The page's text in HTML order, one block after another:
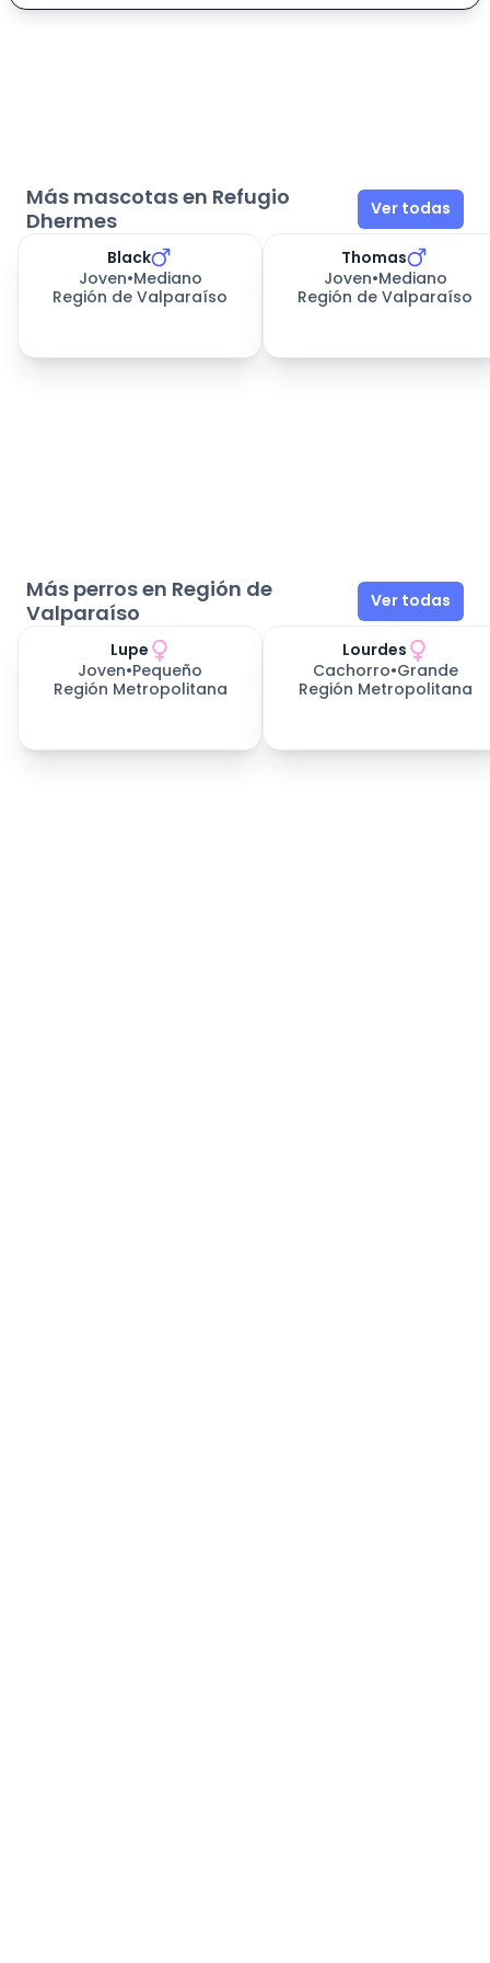
Más mascotas en Refugio
Dhermes
Ver todas
días esperando
Black
Joven•Mediano
Región de Valparaíso
días esperando
Thomas
Joven•Mediano
Región de Valparaíso
Más perros en Región de
Valparaíso
Ver todas
Lupe
Joven•Pequeño
Región Metropolitana
Lourdes
Cachorro•Grande
Región Metropolitana